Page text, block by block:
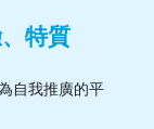
特質
自我推廣的平